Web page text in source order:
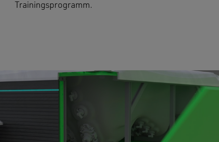
Trainingsprogramm.